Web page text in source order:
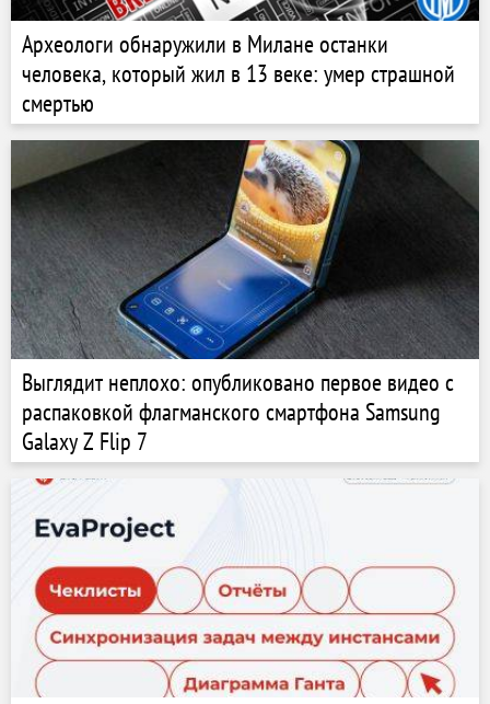
Археологи обнаружили в Милане останки
человека, который жил в 13 веке: умер страшной
смертью
Выглядит неплохо: опубликовано первое видео с
распаковкой флагманского смартфона Samsung
Galaxy Z Flip 7